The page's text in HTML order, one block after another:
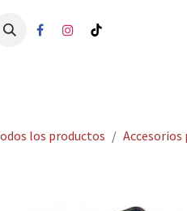
los productos Accesorios